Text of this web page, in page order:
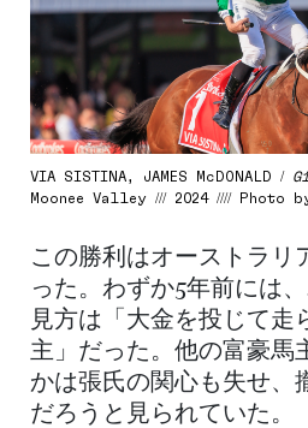
VIA SISTINA, JAMES McDONALD /
Moonee Valley /// 2024 //// Photo
この勝利はオーストラリ
った。わずか5年前には
見方は「大金を投じて走
主」だった。他の富豪馬
かは張氏の関心も失せ、
だろうと見られていた。